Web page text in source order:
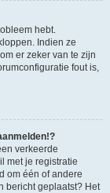
hebt.
Indien ze
er zeker van te zijn
fout is,
verkeerde
met je registratie
om één of andere
bericht geplaatst? Het